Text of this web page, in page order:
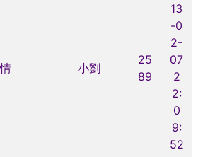
小劉
25
89
13
-0
2-
07
2
2:
0
9:
52